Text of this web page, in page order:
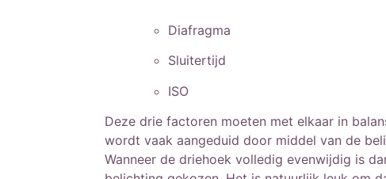
Diafragma
Sluitertijd
ISO
Deze drie factoren moeten met elkaar in
wordt vaak aangeduid door middel van de
Wanneer de driehoek volledig evenwijdig is